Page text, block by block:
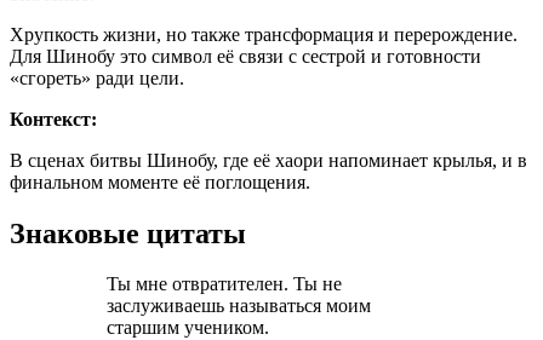
Хрупкость жизни, но также трансформация и перерождение.
Для Шинобу это символ её связи с сестрой и готовности
«сгореть» ради цели.
Контекст:
В сценах битвы Шинобу, где её хаори напоминает крылья, и в
финальном моменте её поглощения.
Знаковые цитаты
Ты мне отвратителен. Ты не
заслуживаешь называться моим
старшим учеником.